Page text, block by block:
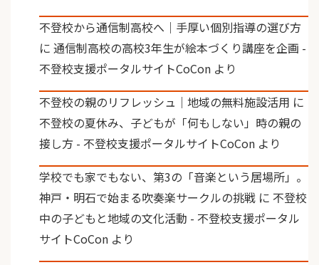
不登校から通信制高校へ｜手厚い個別指導の選び方
に 通信制高校の高校3年生が絵本づくり講座を企画 -
不登校支援ポータルサイトCoCon より
不登校の親のリフレッシュ｜地域の無料施設活用 に
不登校の夏休み、子どもが「何もしない」時の親の
接し方 - 不登校支援ポータルサイトCoCon より
学校でも家でもない、第3の「音楽という居場所」。
神戸・明石で始まる吹奏楽サークルの挑戦 に 不登校
中の子どもと地域の文化活動 - 不登校支援ポータル
サイトCoCon より